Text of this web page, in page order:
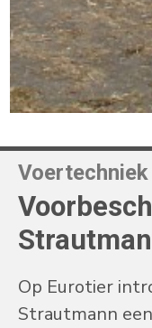
Voertechniek
Op Eurotier
Strautmann